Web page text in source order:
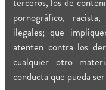
pornográfico,
ilegales; que
atenten contra los
cualquier otro
conducta que pueda